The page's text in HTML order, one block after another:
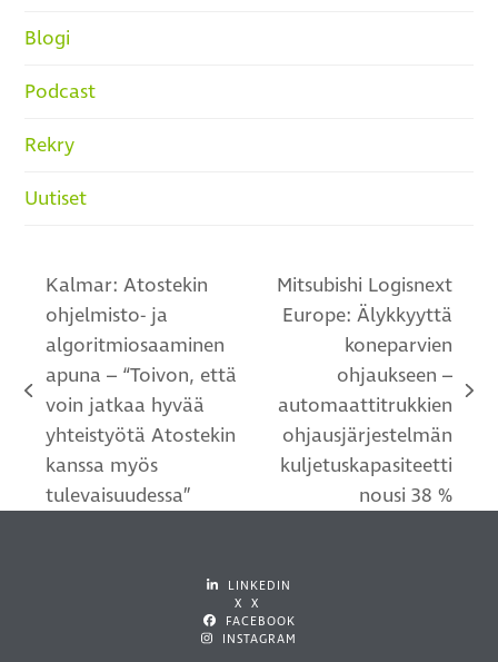
Blogi
Podcast
Rekry
Uutiset
previous
post:
Kalmar: Atostekin
ohjelmisto- ja
algoritmiosaaminen
apuna – “Toivon, että
voin jatkaa hyvää
yhteistyötä Atostekin
kanssa myös
tulevaisuudessa”
next
post:
Mitsubishi Logisnext
Europe: Älykkyyttä
koneparvien
ohjaukseen –
automaattitrukkien
ohjausjärjestelmän
kuljetuskapasiteetti
nousi 38 %
LINKEDIN
X X
FACEBOOK
INSTAGRAM